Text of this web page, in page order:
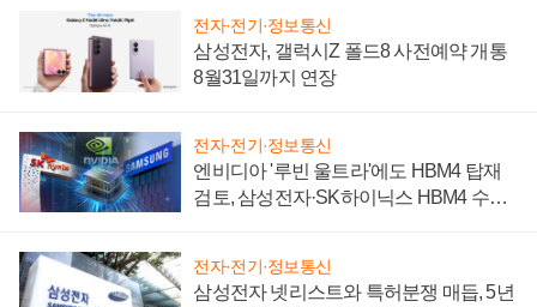
전자·전기·정보통신
삼성전자, 갤럭시Z 폴드8 사전예약 개통
8월31일까지 연장
전자·전기·정보통신
엔비디아 '루빈 울트라'에도 HBM4 탑재
검토, 삼성전자·SK하이닉스 HBM4 수율
전자·전기·정보통신
삼성전자 넷리스트와 특허분쟁 매듭, 5년